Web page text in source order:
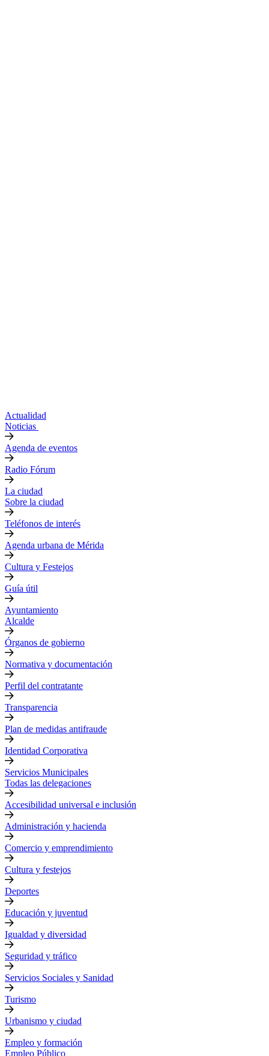
Actualidad
Noticias
Agenda de eventos
Radio Fórum
La ciudad
Sobre la ciudad
Teléfonos de interés
Agenda urbana de Mérida
Cultura y Festejos
Guía útil
Ayuntamiento
Alcalde
Órganos de gobierno
Normativa y documentación
Perfil del contratante
Transparencia
Plan de medidas antifraude
Identidad Corporativa
Servicios Municipales
Todas las delegaciones
Accesibilidad universal e inclusión
Administración y hacienda
Comercio y emprendimiento
Cultura y festejos
Deportes
Educación y juventud
Igualdad y diversidad
Seguridad y tráfico
Servicios Sociales y Sanidad
Turismo
Urbanismo y ciudad
Empleo y formación
Empleo Público